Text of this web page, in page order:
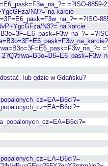
=?ISO-8859-
N3?= na karcie
=?ISO-
N3?= na karcie
lub gdzie w Gdańsku?